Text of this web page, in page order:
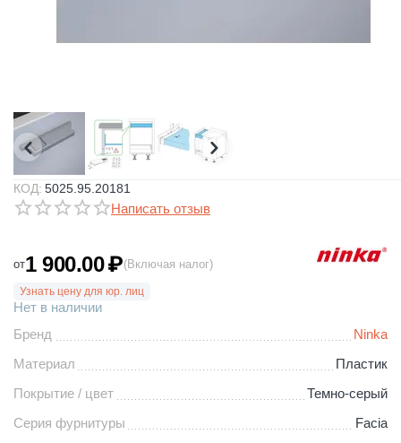
КОД: 5025.95.20181
Написать отзыв
от1 900.00₽(Включая налог)
Узнать цену для юр. лиц
Нет в наличии
Бренд
Ninka
Материал
Пластик
Покрытие / цвет
Темно-серый
Серия фурнитуры
Facia